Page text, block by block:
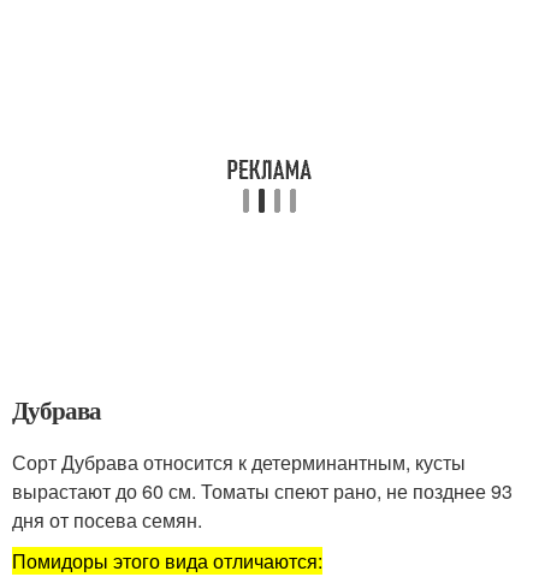
Дубрава
Сорт Дубрава относится к детерминантным, кусты
вырастают до 60 см. Томаты спеют рано, не позднее 93
дня от посева семян.
Помидоры этого вида отличаются: